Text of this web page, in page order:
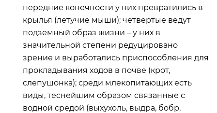
передние конечности у них превратились в
крылья (летучие мыши); четвертые ведут
подземный образ жизни – у них в
значительной степени редуцировано
зрение и выработались приспособления для
прокладывания ходов в почве (крот,
слепушонка); среди млекопитающих есть
виды, теснейшим образом связанные с
водной средой (выхухоль, выдра, бобр,